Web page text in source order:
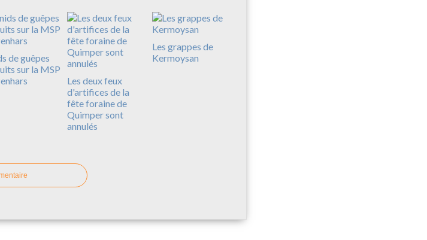
de guêpes
sur la MSP
Les deux feux
d'artifices de la
fête foraine de
Quimper sont
annulés
Les grappes de
Kermoysan